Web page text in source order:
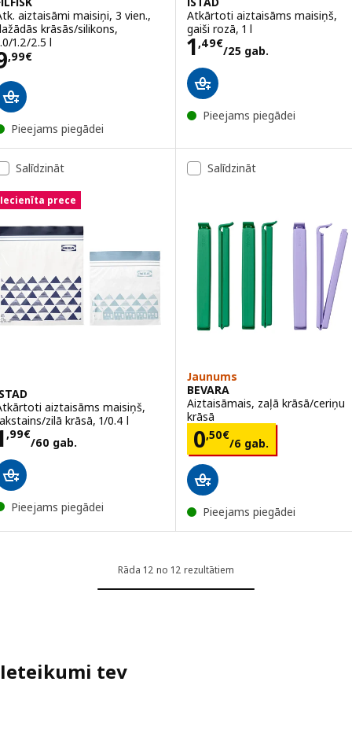
aiztaisāmi maisiņi, 3 vien.,
krāsās/silikons,
1.2/2.5 l
,99€ 9,99€
Pieejams piegādei
Atkārtoti aiztaisāms maisiņš,
gaiši rozā, 1 l
1,49€
/25 gab.
Cena 1,49€/25
Pieejams piegādei
Salīdzināt
Iecienīta prece
aiztaisāms maisiņš,
zilā krāsā, 1/0.4 l
,99€
/60 gab.1,99€/60 gab.
Pieejams piegādei
Salīdzināt
Jaunums
BEVARA
Aiztaisāmais, zaļā krāsā/ceriņu
krāsā
0,50€
/6 gab.
Cena 0,50€/6
Pieejams piegādei
Rāda 12 no 12 rezultātiem
Ieteikumi tev